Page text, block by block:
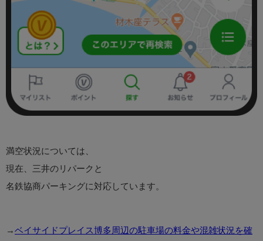
満空状況については、
現在、三井のリパークと
名鉄協商パーキングに対応しています。
→ ベイサイドプレイス博多周辺の駐車場の料金や混雑状況を確